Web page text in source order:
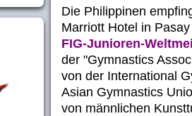
Die Philippinen
Marriott Hotel in
FIG-Junioren-
der "Gymnastics
von der International
Asian Gymnastics
von männlichen